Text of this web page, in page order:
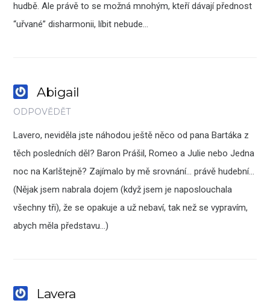
hudbě. Ale právě to se možná mnohým, kteří dávají přednost
“uřvané” disharmonii, líbit nebude…
Abigail
ODPOVĚDĚT
Lavero, neviděla jste náhodou ještě něco od pana Bartáka z
těch posledních děl? Baron Prášil, Romeo a Julie nebo Jedna
noc na Karlštejně? Zajímalo by mě srovnání… právě hudební…
(Nějak jsem nabrala dojem (když jsem je naposlouchala
všechny tři), že se opakuje a už nebaví, tak než se vypravím,
abych měla představu…)
Lavera